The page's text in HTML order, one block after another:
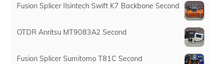
Fusion Splicer Ilsintech Swift K7 Backbone Second
OTDR Anritsu MT9083A2 Second
Fusion Splicer Sumitomo T81C Second